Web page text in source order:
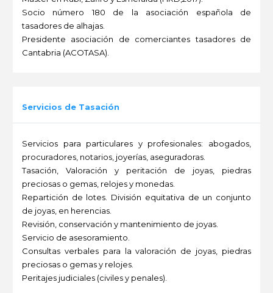
Socio número 180 de la asociación española de
tasadores de alhajas.
Presidente asociación de comerciantes tasadores de
Cantabria (ACOTASA).
Servicios de Tasación
Servicios para particulares y profesionales: abogados,
procuradores, notarios, joyerías, aseguradoras.
Tasación, Valoración y peritación de joyas, piedras
preciosas o gemas, relojes y monedas.
Repartición de lotes. División equitativa de un conjunto
de joyas, en herencias.
Revisión, conservación y mantenimiento de joyas.
Servicio de asesoramiento.
Consultas verbales para la valoración de joyas, piedras
preciosas o gemas y relojes.
Peritajes judiciales (civiles y penales).